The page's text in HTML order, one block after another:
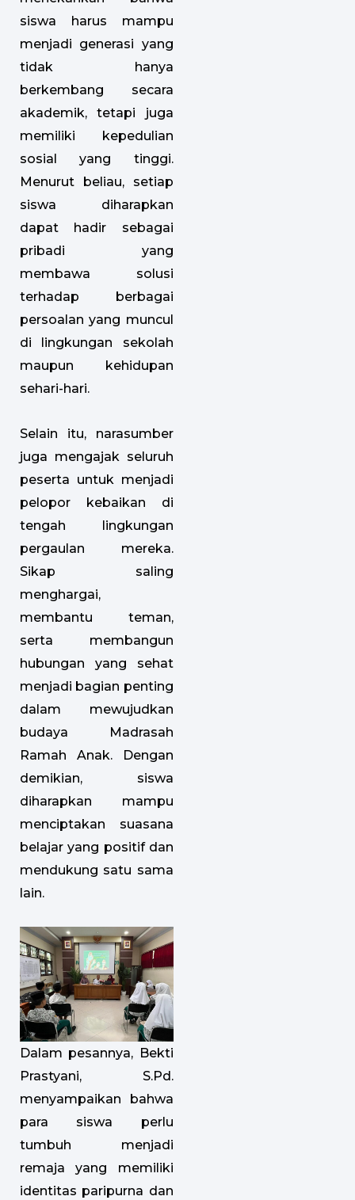
siswa harus mampu
menjadi generasi yang
tidak hanya
berkembang secara
akademik, tetapi juga
memiliki kepedulian
sosial yang tinggi.
Menurut beliau, setiap
siswa diharapkan
dapat hadir sebagai
pribadi yang
membawa solusi
terhadap berbagai
persoalan yang muncul
di lingkungan sekolah
maupun kehidupan
sehari-hari.
Selain itu, narasumber
juga mengajak seluruh
peserta untuk menjadi
pelopor kebaikan di
tengah lingkungan
pergaulan mereka.
Sikap saling
menghargai,
membantu teman,
serta membangun
hubungan yang sehat
menjadi bagian penting
dalam mewujudkan
budaya Madrasah
Ramah Anak. Dengan
demikian, siswa
diharapkan mampu
menciptakan suasana
belajar yang positif dan
mendukung satu sama
lain.
Dalam pesannya, Bekti
Prastyani, S.Pd.
menyampaikan bahwa
para siswa perlu
tumbuh menjadi
remaja yang memiliki
identitas paripurna dan